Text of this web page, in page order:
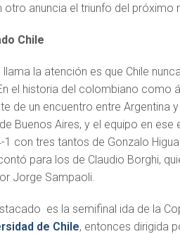
otro anuncia el triunfo del próximo
Chile
la atención es que Chile
el historia del colombiano como
de un encuentro entre Argentina
Buenos Aires, y el equipo en
1 con tres tantos de Gonzalo
para los de Claudio Borghi,
Jorge Sampaoli.
es la semifinal ida de la
de Chile, entonces dirigida